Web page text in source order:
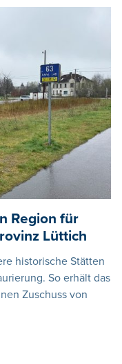
Region für
Lüttich
historische Stätten
So erhält das
Zuschuss von